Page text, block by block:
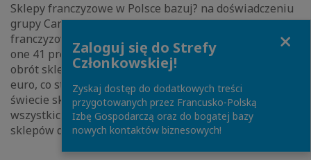
Sklepy franczyzowe w Polsce bazuj? na doświadczeniu
grupy Carrefour, która posiada ponad 4300 sklepów
franczyzowych w 17 krajach na całym świecie. Stanowi?
one 41 procent całego parku sklepów Carrefour. Roczny
obrót sklepów franczyzowych wynosi ponad 17 mld
euro, co stanowi 26 procent obrotów całej grupy. Na
świecie sklepy franczyzowe Carrefour występuj? we
wszystkich formatach: hipermarketów, supermarketów,
sklepów dyskontowych i sklepów osiedlowych.
Zaloguj się do Strefy
Członkowskiej!
Zyskaj dostęp do dodatkowych treści
przygotowanych przez Francusko-Polską
Izbę Gospodarczą oraz do bogatej bazy
nowych kontaktów biznesowych!